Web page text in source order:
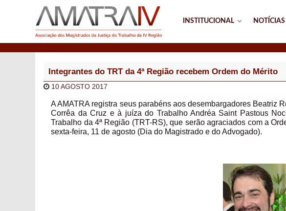
INSTITUCIONAL NOTÍCIAS
Integrantes do TRT da 4ª Região recebem Ordem do Mérito
10 AGOSTO 2017
A AMATRA registra seus parabéns aos desembargadores Beatriz
Corrêa da Cruz e à juíza do Trabalho Andréa Saint Pastous
Trabalho da 4ª Região (TRT-RS), que serão agraciados com a
sexta-feira, 11 de agosto (Dia do Magistrado e do Advogado).